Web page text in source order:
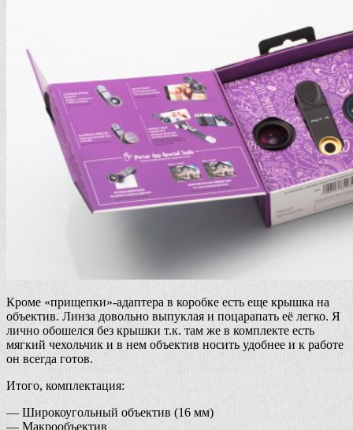
Кроме «прищепки»-адаптера в коробке есть еще крышка на
объектив. Линза довольно выпуклая и поцарапать её легко. Я
лично обошелся без крышки т.к. там же в комплекте есть
мягкий чехольчик и в нем объектив носить удобнее и к работе
он всегда готов.
Итого, комплектация:
— Широкоугольный объектив (16 мм)
— Макрообъектив